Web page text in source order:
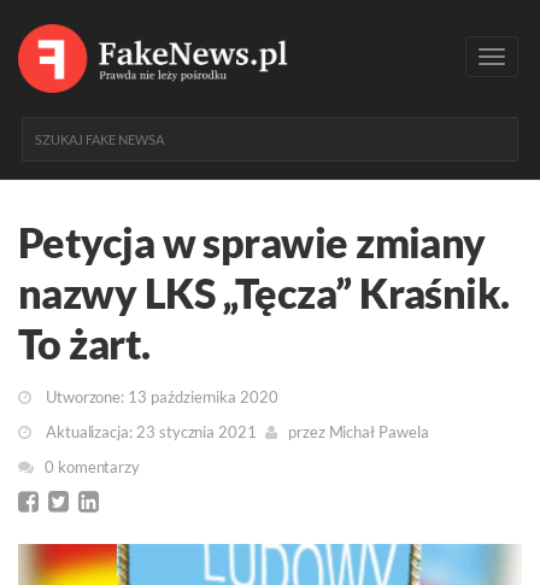
Petycja w sprawie zmiany
nazwy LKS „Tęcza” Kraśnik.
To żart.
Utworzone: 13 października 2020
Aktualizacja: 23 stycznia 2021
przez Michał Pawela
0 komentarzy